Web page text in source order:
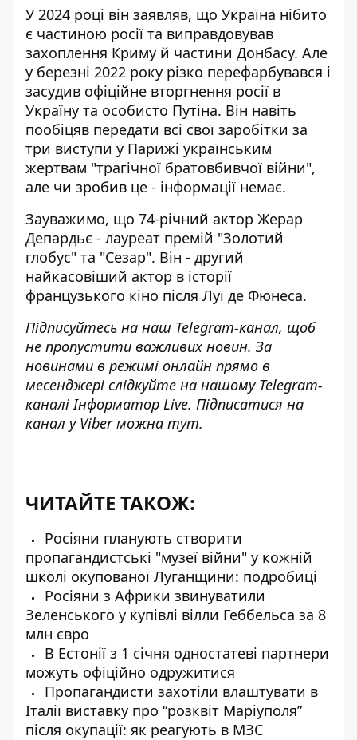
У 2024 році він заявляв, що Україна нібито
є частиною росії та виправдовував
захоплення Криму й частини Донбасу. Але
у березні 2022 року різко перефарбувався і
засудив офіційне вторгнення росії в
Україну та особисто Путіна. Він навіть
пообіцяв передати всі свої заробітки за
три виступи у Парижі українським
жертвам "трагічної братовбивчої війни",
але чи зробив це - інформації немає.
Зауважимо, що 74-річний актор Жерар
Депардьє - лауреат премій "Золотий
глобус" та "Сезар". Він - другий
найкасовіший актор в історії
французького кіно після Луї де Фюнеса.
Підписуйтесь на наш Telegram-канал, щоб
не пропустити важливих новин. За
новинами в режимі онлайн прямо в
месенджері слідкуйте на нашому Telegram-
каналі Інформатор Live. Підписатися на
канал у Viber можна тут.
ЧИТАЙТЕ ТАКОЖ:
Росіяни планують створити
пропагандистські "музеї війни" у кожній
школі окупованої Луганщини: подробиці
Росіяни з Африки звинуватили
Зеленського у купівлі вілли Геббельса за 8
млн євро
В Естонії з 1 січня одностатеві партнери
можуть офіційно одружитися
Пропагандисти захотіли влаштувати в
Італії виставку про “розквіт Маріуполя”
після окупації: як реагують в МЗС